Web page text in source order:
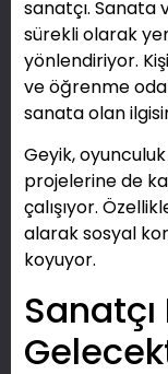
sanatçı. Sanata
sürekli olarak
yönlendiriyor.
ve öğrenme
sanata olan
Geyik,
projelerine de
çalışıyor.
alarak sosyal
koyuyor.
Sanatçı